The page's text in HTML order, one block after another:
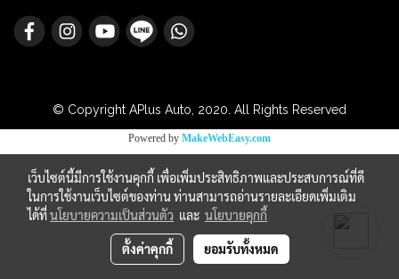
© Copyright APlus Auto, 2020. All Rights Reserved
Powered by MakeWebEasy.com
เว็บไซต์นี้มีการใช้งานคุกกี้ เพื่อเพิ่มประสิทธิภาพและประสบการณ์ที่ดี
ในการใช้งานเว็บไซต์ของท่าน ท่านสามารถอ่านรายละเอียดเพิ่มเติม
ได้ที่นโยบายความเป็นส่วนตัว และ นโยบายคุกกี้
ตั้งค่าคุกกี้ ยอมรับทั้งหมด